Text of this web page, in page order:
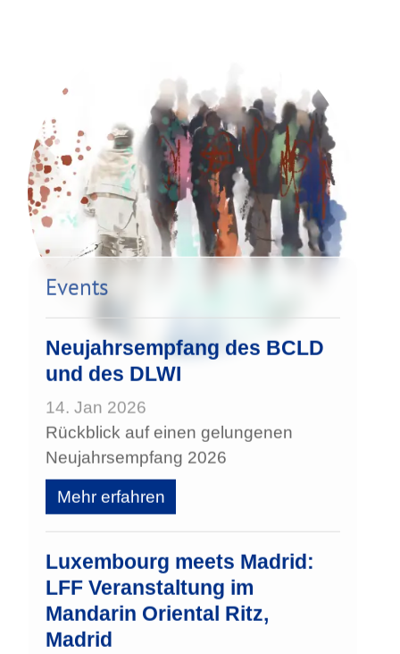
Events
Neujahrsempfang des BCLD
und des DLWI
14. Jan 2026
Rückblick auf einen gelungenen
Neujahrsempfang 2026
Mehr erfahren
Luxembourg meets Madrid:
LFF Veranstaltung im
Mandarin Oriental Ritz,
Madrid